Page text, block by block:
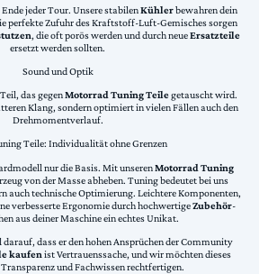
jeder Tour. Unsere stabilenKühlerbewahren dein
perfekte Zufuhr des Kraftstoff-Luft-Gemisches sorgen
, die oft porös werden und durch neueErsatzteile
ersetzt werden sollten.
Sound und Optik
das gegenMotorrad Tuning Teilegetauscht wird.
Klang, sondern optimiert in vielen Fällen auch den
Drehmomentverlauf.
Teile: Individualität ohne Grenzen
nur die Basis. Mit unserenMotorrad Tuning
von der Masse abheben. Tuning bedeutet bei uns
auch technische Optimierung. Leichtere Komponenten,
verbesserte Ergonomie durch hochwertigeZubehör-
aus deiner Maschine ein echtes Unikat.
dass er den hohen Ansprüchen der Community
kaufen ist Vertrauenssache, und wir möchten dieses
und Fachwissen rechtfertigen.